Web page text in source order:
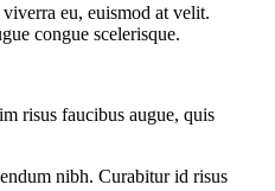
eu, euismod at velit.
congue scelerisque.
risus faucibus augue, quis
nibh. Curabitur id risus